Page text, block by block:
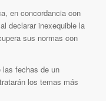
en concordancia con
declarar inexequible la
sus normas con
las fechas de un
los temas más